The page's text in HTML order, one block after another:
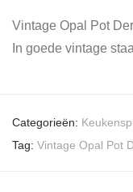
Vintage Opal Pot
In goede vintage
Categorieën:
Tag: Vintage Opal Pot